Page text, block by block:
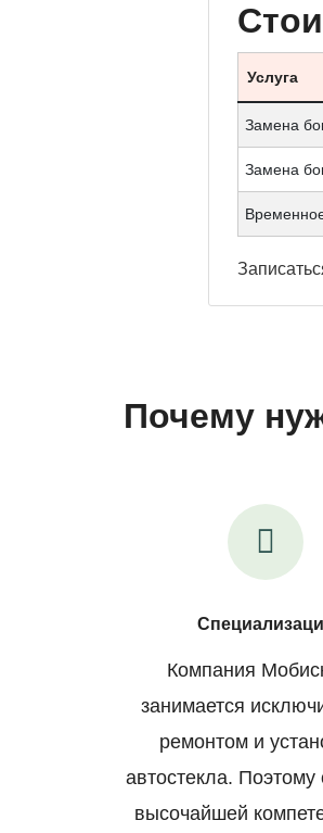
Услуга
Замена
Замена
Почему
Компания
занимается
ремонтом и
автостекла. Поэтому
высочайшей